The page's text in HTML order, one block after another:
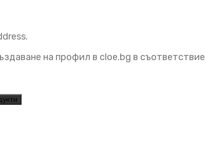
на профил в cloe.bg в